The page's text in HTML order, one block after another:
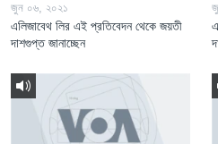
জুন ০৬, ২০২১
এলিজাবেথ লির এই প্রতিবেদন থেকে জয়তী
দাশগুপ্ত জানাচ্ছেন